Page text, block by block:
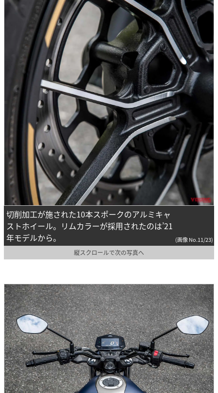
切削加工が施された10本スポークのアルミキャ
ストホイール。リムカラーが採用されたのは’21
年モデルから。
(画像 No.11/23)
縦スクロールで次の写真へ